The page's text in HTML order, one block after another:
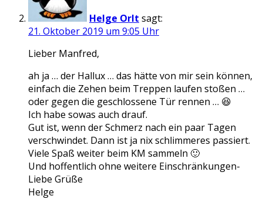
Helge Orlt sagt:
21. Oktober 2019 um 9:05 Uhr
Lieber Manfred,
ah ja … der Hallux … das hätte von mir sein können,
einfach die Zehen beim Treppen laufen stoßen …
oder gegen die geschlossene Tür rennen … 😆
Ich habe sowas auch drauf.
Gut ist, wenn der Schmerz nach ein paar Tagen
verschwindet. Dann ist ja nix schlimmeres passiert.
Viele Spaß weiter beim KM sammeln 🙂
Und hoffentlich ohne weitere Einschränkungen-
Liebe Grüße
Helge